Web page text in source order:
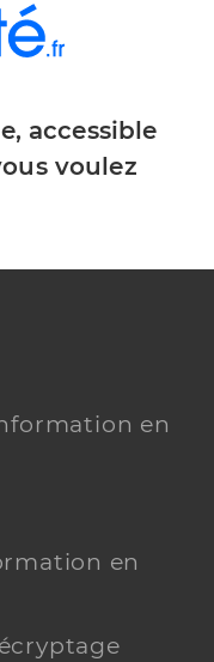
accessible
voulez
en
en